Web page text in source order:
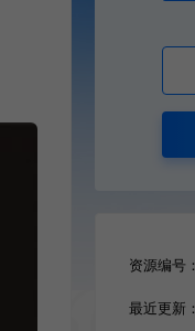
资源编号：
最近更新：